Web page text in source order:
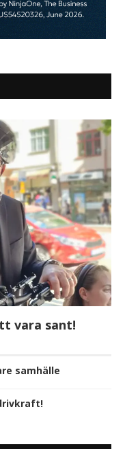
vara sant!
samhälle